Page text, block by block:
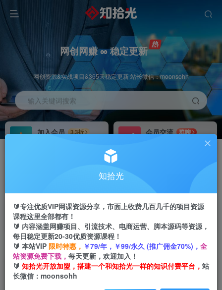
网创网赚 ∞ 稳定更新
网创资源&实战项目&365天稳定更新 站长微信：moonsohh
输入关键词搜索
加入会员
3.3折
会员交流
群聊
首页 创业课程 会员免费 正文
小红书矩阵引流实战课3.0：账号养号起号技巧，
免裴矩阵运营，AI内容生产
知拾光
🔰专注优质VIP网课资源分享，市面上收费几百几千的项目资源
课程这里全部都有！
🔰 内容涵盖网赚项目、引流技术、电商运营、脚本源码等资源，
每日稳定更新20-30优质资源课程！
🔰 本站VIP 限时特惠， ￥79/年，￥99/永久 (推广佣金70%)， 全
站资源免费下载， 每天更新，欢迎加入！
🔰 知拾光开放加盟，搭建一个和知拾光一样的知识付费平台， 站
长微信：moonsohh